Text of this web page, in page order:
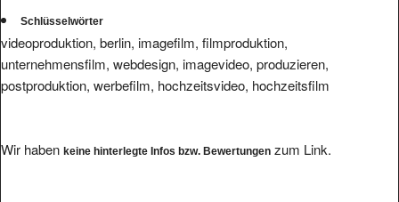
Schlüsselwörter
videoproduktion, berlin, imagefilm, filmproduktion,
unternehmensfilm, webdesign, imagevideo, produzieren,
postproduktion, werbefilm, hochzeitsvideo, hochzeitsfilm
Wir haben keine hinterlegte Infos bzw. Bewertungen zum Link.